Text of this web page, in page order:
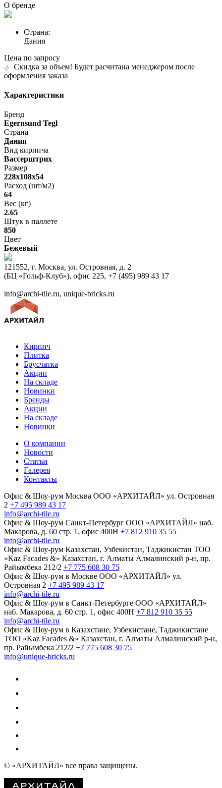
О бренде
Страна:
Дания
Цена по запросу
Скидка за объем! Будет расчитана менеджером после
оформления заказа
Характеристики
Бренд
Egernsund Tegl
Страна
Дания
Вид кирпича
Вассерштрих
Размер
228x108x54
Расход (шт/м2)
64
Вес (кг)
2.65
Штук в паллете
850
Цвет
Бежевый
121552, г. Москва, ул. Островная, д. 2
(БЦ «Гольф-Клуб»), офис 225, +7 (495) 989 43 17
info@archi-tile.ru, unique-bricks.ru
Кирпич
Плитка
Брусчатка
Акции
На складе
Новинки
Бренды
Акции
На складе
Новинки
О компании
Новости
Статьи
Галерея
Контакты
Офис & Шоу-рум Москва ООО «АРХИТАЙЛ» ул. Островная
2 +7 495 989 43 17
info@archi-tile.ru
Офис & Шоу-рум Санкт-Петербург ООО «АРХИТАЙЛ» наб.
Макарова, д. 60 стр. 1, офис 400Н +7 812 910 35 55
info@archi-tile.ru
Офис & Шоу-рум Казахстан, Узбекистан, Таджикистан TOO
«Kaz Facades &» Казахстан, г. Алматы Алмалинский р-н, пр.
Райымбека 212/2 +7 775 608 30 75
Офис & Шоу-рум в Москве ООО «АРХИТАЙЛ» ул.
Островная 2 +7 495 989 43 17
info@archi-tile.ru
Офис & Шоу-рум в Санкт-Петербурге ООО «АРХИТАЙЛ»
наб. Макарова, д. 60 стр. 1, офис 400Н +7 812 910 35 55
info@archi-tile.ru
Офис & Шоу-рум в Казахстане, Узбекистане, Таджикистане
TOO «Kaz Facades &» Казахстан, г. Алматы Алмалинский р-н,
пр. Райымбека 212/2 +7 775 608 30 75
info@unique-bricks.ru
© «АРХИТАЙЛ» все права защищены.